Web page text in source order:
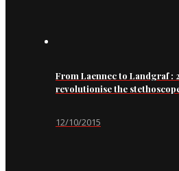
From Laennec to Landgraf :
revolutionise the
12/10/2015